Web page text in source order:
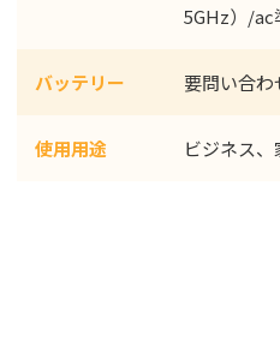
5GHz）/ac
バッテリー 要問い合わ
使用用途 ビジネス、